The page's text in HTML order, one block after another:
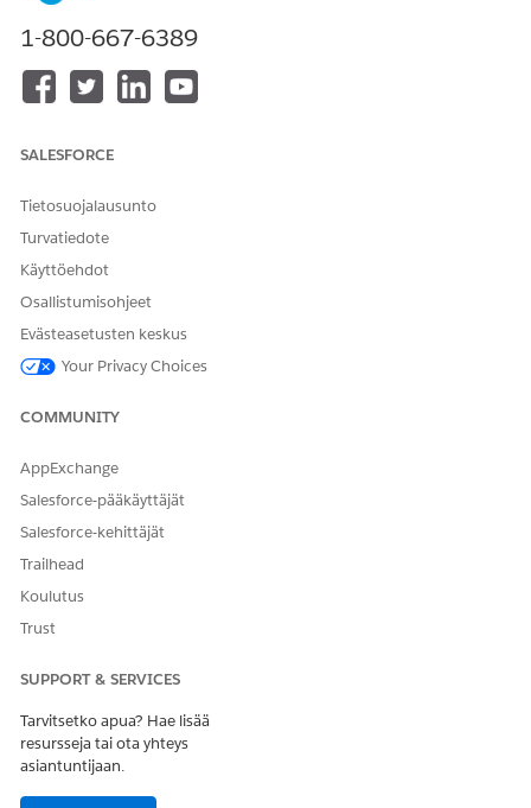
Käytettävissä: Lightning Experiencessa
Käytettävissä: Health Cloudin
Edition-versiot
ohjatun määritystoiminnon Lähetepotilaiden hallinta-
RATKAISIKO TÄMÄ ARTIKKELI ONGELMASI?
1-800-667-6389
SALESFORCE
Tietosuojalausunto
Turvatiedote
Käyttöehdot
Osallistumisohjeet
Evästeasetusten keskus
Your Privacy Choices
COMMUNITY
AppExchange
Salesforce-pääkäyttäjät
Salesforce-kehittäjät
Trailhead
Koulutus
Trust
SUPPORT & SERVICES
Tarvitsetko apua? Hae lisää
resursseja tai ota yhteys
asiantuntijaan.